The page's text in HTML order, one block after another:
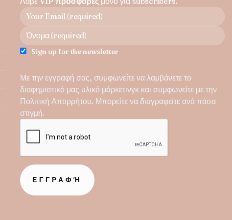
επιλεγούν
προϊόντος
Sign up for the newsletter
Με την εγγραφή σας, συμφωνείτε να λαμβάνετε το
διαφημιστικό μας υλικό μάρκετινγκ και συμφωνείτε με την
Πολιτική Απορρήτου. Μπορείτε να διαγραφείτε ανά πάσα
στιγμή.